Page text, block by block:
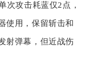
次攻击耗蓝仅2点，
使用，保留斩击和
射弹幕，但近战伤